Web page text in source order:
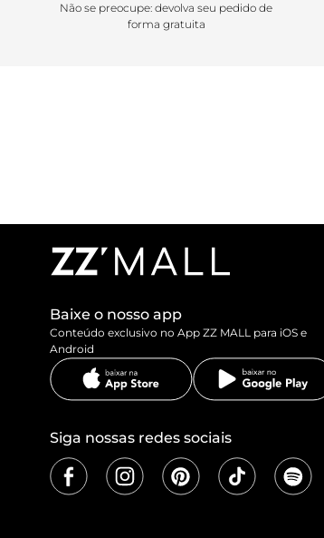
Não se preocupe: devolva seu pedido de
forma gratuita
Baixe o nosso app
Conteúdo exclusivo no App ZZ MALL para iOS e
Android
Siga nossas redes sociais